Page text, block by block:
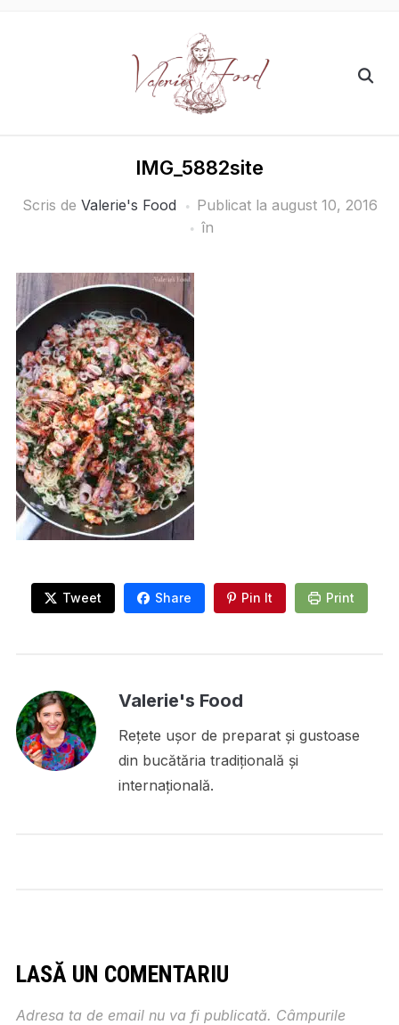
IMG_5882site
Scris de Valerie's Food Publicat la august 10, 2016
în
Tweet Share Pin It Print
Valerie's Food
Rețete ușor de preparat și gustoase
din bucătăria tradițională și
internațională.
LASĂ UN COMENTARIU
Adresa ta de email nu va fi publicată. Câmpurile